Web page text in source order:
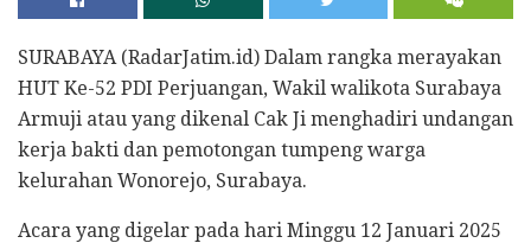
SURABAYA (RadarJatim.id) Dalam rangka merayakan
HUT Ke-52 PDI Perjuangan, Wakil walikota Surabaya
Armuji atau yang dikenal Cak Ji menghadiri undangan
kerja bakti dan pemotongan tumpeng warga
kelurahan Wonorejo, Surabaya.
Acara yang digelar pada hari Minggu 12 Januari 2025